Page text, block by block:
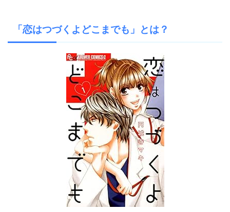
「恋はつづくよどこまでも」とは？